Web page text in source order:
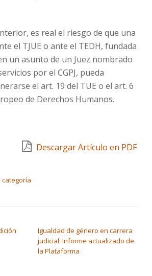
es real el riesgo de que una
el TJUE o ante el TEDH, fundada
un asunto de un Juez nombrado
por el CGPJ, pueda
el art. 19 del TUE o el art. 6
de Derechos Humanos.
Descargar Artículo en PDF
categoría
Igualdad de género en carrera
judicial: Informe actualizado de
la Plataforma